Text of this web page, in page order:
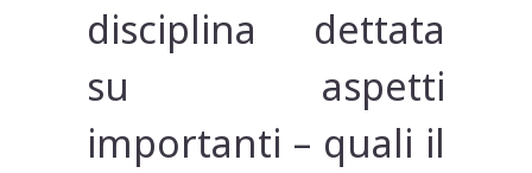
disciplina dettata
su aspetti
importanti – quali il